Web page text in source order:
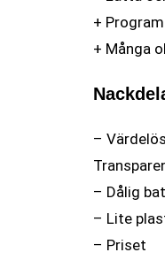
+
+ Många
–
– Dålig
– Lite
– Priset